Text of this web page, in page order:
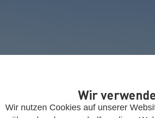
Wir
Wir nutzen Cookies auf unserer